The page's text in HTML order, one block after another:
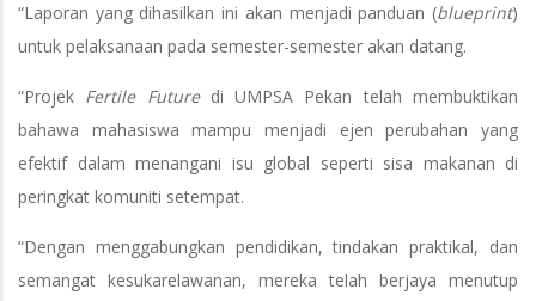
“Laporan yang dihasilkan ini akan menjadi panduan (blueprint)
untuk pelaksanaan pada semester-semester akan datang.
“Projek Fertile Futuredi UMPSA Pekan telah membuktikan
bahawa mahasiswa mampu menjadi ejen perubahan yang
efektif dalam menangani isu global seperti sisa makanan di
peringkat komuniti setempat.
“Dengan menggabungkan pendidikan, tindakan praktikal, dan
semangat kesukarelawanan, mereka telah berjaya menutup